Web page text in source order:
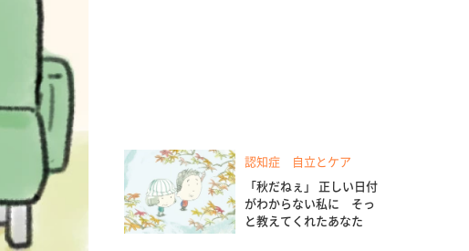
認知症 自立とケア
「秋だねぇ」 正しい日付
がわからない私に そっ
と教えてくれたあなた